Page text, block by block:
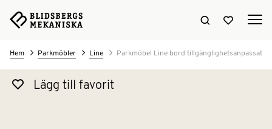
Sök hemsidan
Visa
Hem Parkmöbler Line Parkmöbel Line bord tillgänglighetsanpassat
Lägg till favorit